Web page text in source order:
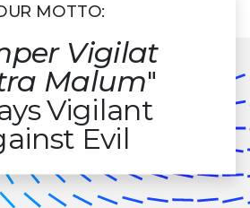
MOTTO:
Vigilat
Malum"
Vigilant
Evil